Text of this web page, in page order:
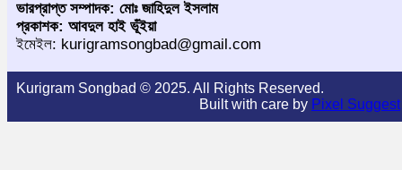
ভারপ্রাপ্ত সম্পাদক: মোঃ জাহিদুল ইসলাম
প্রকাশক: আবদুল হাই ভূঁইয়া
ইমেইল: kurigramsongbad@gmail.com
Kurigram Songbad © 2025. All Rights Reserved.
Built with care by Pixel Suggest